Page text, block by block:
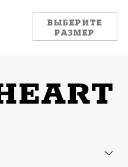
размерам
ВЫБЕРИТЕ
РАЗМЕР